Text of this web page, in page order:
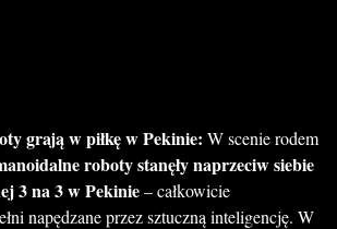
grają w piłkę w Pekinie: W scenie rodem
roboty stanęły naprzeciw siebie
3 na 3 w Pekinie– całkowicie
napędzane przez sztuczną inteligencję. W